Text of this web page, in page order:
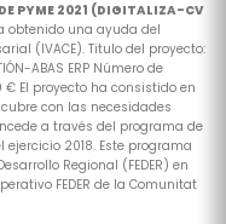
PYME 2021 (DIGITALIZA-CV
ha obtenido una ayuda del
(IVACE). Titulo del proyecto:
ABAS ERP Número de
€ El proyecto ha consistido en
con las necesidades
a través del programa de
ejercicio 2018. Este programa
Regional (FEDER) en
FEDER de la Comunitat